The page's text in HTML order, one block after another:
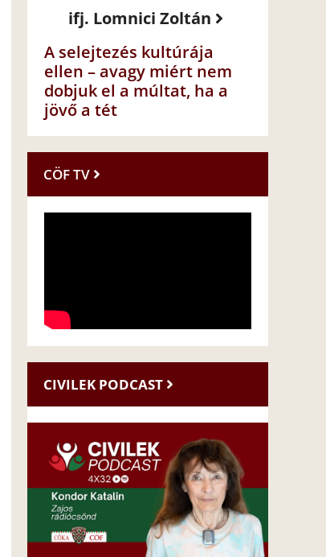
ifj. Lomnici Zoltán
A selejtezés kultúrája
ellen – avagy miért nem
dobjuk el a múltat, ha a
jövő a tét
CÖF TV
CIVILEK PODCAST